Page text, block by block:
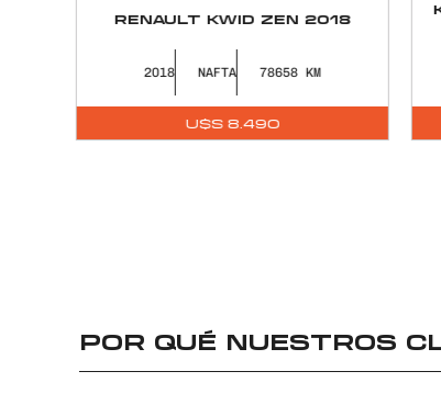
0KM
2026 NAFTA 0
U$S 28.990
POR QUÉ NUESTROS